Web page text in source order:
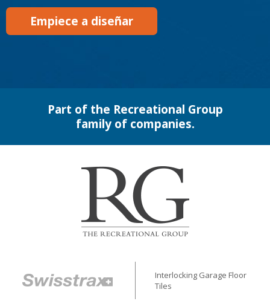
Empiece a diseñar
Part of the Recreational Group
family of companies.
Interlocking Garage Floor
Tiles